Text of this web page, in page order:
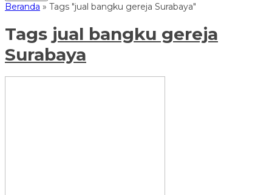
Beranda » Tags "jual bangku gereja Surabaya"
Tags jual bangku gereja
Surabaya